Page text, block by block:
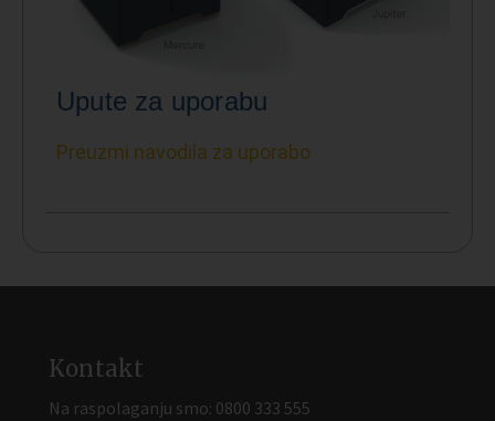
Upute za uporabu
Preuzmi navodila za uporabo
Kontakt
Na raspolaganju smo: 0800 333 555